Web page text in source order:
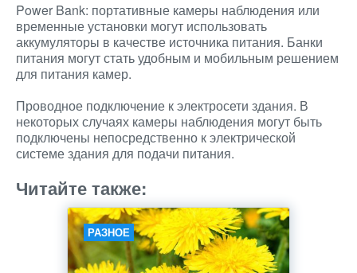
Power Bank: портативные камеры наблюдения или
временные установки могут использовать
аккумуляторы в качестве источника питания. Банки
питания могут стать удобным и мобильным решением
для питания камер.
Проводное подключение к электросети здания. В
некоторых случаях камеры наблюдения могут быть
подключены непосредственно к электрической
системе здания для подачи питания.
Читайте также:
РАЗНОЕ